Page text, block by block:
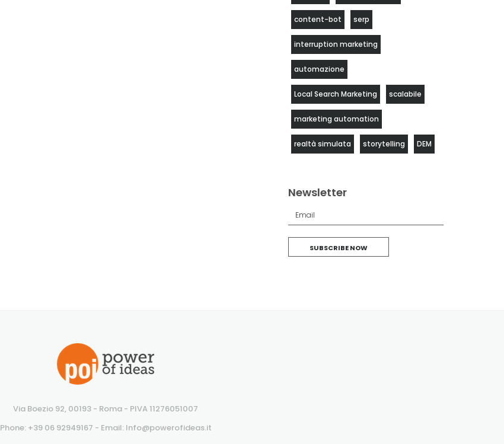
content-bot serp
interruption marketing
automazione
Local Search Marketing scalabile
marketing automation
realtà simulata storytelling DEM
Newsletter
SUBSCRIBE NOW
Via Boezio 92, 00193 - Roma - PIVA 11276051007
Phone: +39 06 92949167 - Email: Info@powerofideas.it